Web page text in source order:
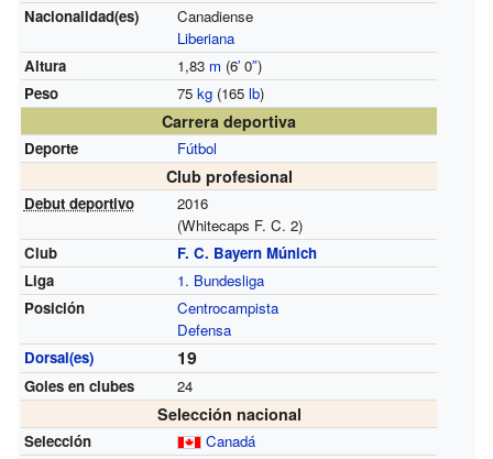
Nacionalidad(es)
Canadiense
Liberiana
Altura
1,83 m (6′0″)
Peso
75 kg(165 lb)
Carrera deportiva
Deporte Fútbol
Club profesional
Debut deportivo
2016
(Whitecaps F. C. 2)
Club
F. C. Bayern Múnich
Liga
1. Bundesliga
Posición
Centrocampista
Defensa
Dorsal(es)
19
Goles en clubes 24
Selección nacional
Selección
Canadá